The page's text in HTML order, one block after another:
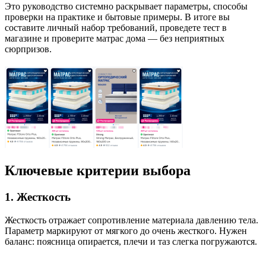
Это руководство системно раскрывает параметры, способы
проверки на практике и бытовые примеры. В итоге вы
составите личный набор требований, проведете тест в
магазине и проверите матрас дома — без неприятных
сюрпризов.
Ключевые критерии выбора
1. Жесткость
Жесткость отражает сопротивление материала давлению тела.
Параметр маркируют от мягкого до очень жесткого. Нужен
баланс: поясница опирается, плечи и таз слегка погружаются.